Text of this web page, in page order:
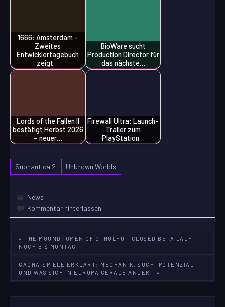
1666: Amsterdam -
Zweites
Entwicklertagebuch
zeigt…
BioWare sucht
Production Director für
das nächste…
Lords of the Fallen II
bestätigt Herbst 2026
– neuer…
Firewall Ultra: Launch-
Trailer zum
PlayStation…
Subnautica 2 Unknown Worlds
News
Kommentar hinterlassen
Beitragsnavigation
« THE MOUND: OMEN OF CTHULHU – CLOSED BETA LÄUFT
NOCH BIS MONTAG
GACHA-SPIELE ERKLÄRT: MECHANIK, SUCHTPOTENZIAL
UND WAS SICH IN EUROPA GERADE ÄNDERT »